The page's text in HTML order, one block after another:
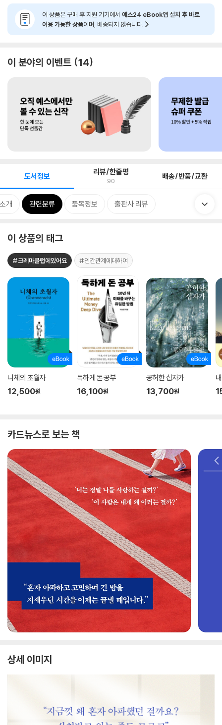
이 상품은 구매 후 지원 기기에서 예스24 eBook앱 설치 후 바로
이용 가능한 상품이며, 배송되지 않습니다.
이 분야의 이벤트 14
도서정보 리뷰/한줄평
90 배송/반품/교환
개 관련분류 품목정보 출판사 리뷰
이 상품의 태그
#크레마클럽에있어요 #인간관계에대하여
니체의 초월자
12,500원
독하게 돈 공부
16,100원
공허한 십자가
13,700원
카드뉴스로 보는 책
상세 이미지